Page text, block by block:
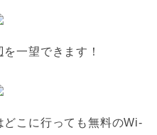
一望できます！
こに行っても無料のWi-